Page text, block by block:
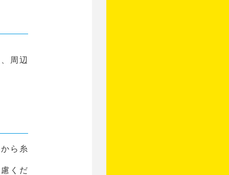
周辺
ら糸
くだ